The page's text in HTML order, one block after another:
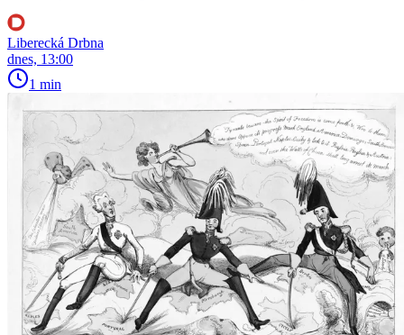
Liberecká Drbna
dnes, 13:00
1 min